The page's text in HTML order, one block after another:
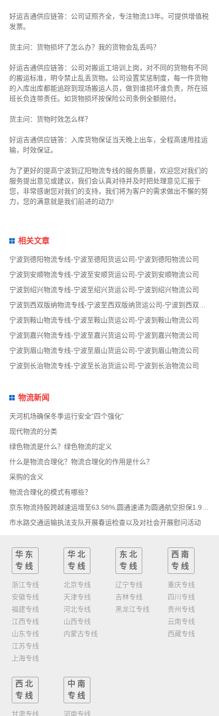
好运吉通供应链答：公司证照齐全，专注物流13年。可提供增值税
发票。
货主问：货物损坏了怎么办？我的货物会乱丢吗？
好运吉通供应链答：公司对搬运工培训上岗，对不同的货物有不同
的搬运标准，明令禁止乱丢货物。公司设置奖惩制度，每一件货物
的入库出库都能追踪到现场搬运人员，做到谁损坏谁负责，所在班
班长负连带责任。如货物损坏按保险公司条例全额赔付。
货主问：货物时效怎么样？
好运吉通供应链答：入库货物保证当天晚上出车，全程高速甩挂运
输，时效保证。
为了更好的提高宁波到辽阳物流专线的服务质量，欢迎您对我们的
服务提出意见或建议，我们会认真对待并及时把处理意见汇报于
您，非常感谢您对我们的支持，我们将为客户的需求做出不懈的努
力，您的满意就是我们前进的动力!
相关文章
宁波到德阳物流专线-宁波至德阳货运公司-宁波到德阳物流公司
宁波到安顺物流专线-宁波至安顺货运公司-宁波到安顺物流公司
宁波到绍兴物流专线-宁波至绍兴货运公司-宁波到绍兴物流公司
宁波到鞍山物流专线-宁波至鞍山货运公司-宁波到鞍山物流公司
宁波到嘉兴物流专线-宁波至嘉兴货运公司-宁波到嘉兴物流公司
宁波到眉山物流专线-宁波至眉山货运公司-宁波到眉山物流公司
宁波到长治物流专线-宁波至长治货运公司-宁波到长治物流公司
物流新闻
天河机场确保冬季运行安全“四个强化”
现代物流的分类
绿色物流是什么？绿色物流的定义
什么是物流合理化？物流合理化的作用是什么？
采购的含义
物流合理化的模式有哪些？
市水路交通运输执法支队开展春运检查以及对社会开展慰问活动
华东
专线
浙江专线
安徽专线
福建专线
江西专线
山东专线
江苏专线
上海专线
华北
专线
北京专线
天津专线
河北专线
山西专线
内蒙古专线
东北
专线
辽宁专线
吉林专线
黑龙江专线
西南
专线
重庆专线
四川专线
贵州专线
云南专线
西藏专线
西北
专线
甘肃专线
中南
专线
河南专线